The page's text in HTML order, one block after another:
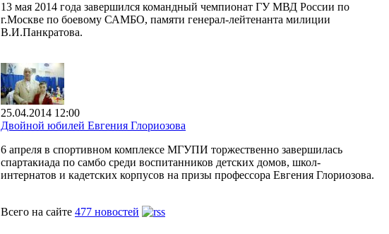
13 мая 2014 года завершился командный чемпионат ГУ МВД России по
г.Москве по боевому САМБО, памяти генерал-лейтенанта милиции
В.И.Панкратова.
25.04.2014 12:00
Двойной юбилей Евгения Глориозова
6 апреля в спортивном комплексе МГУПИ торжественно завершилась
спартакиада по самбо среди воспитанников детских домов, школ-
интернатов и кадетских корпусов на призы профессора Евгения Глориозова.
Всего на сайте 477 новостей